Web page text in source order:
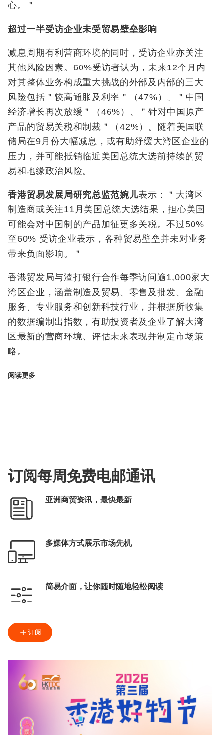
心。＂
超过一半受访企业未受贸易壁垒影响
减息周期有利营商环境的同时，受访企业亦关注
其他风险因素。60%受访者认为，未来12个月内
对其整体业务构成重大挑战的外部及内部的三大
风险包括＂较高通胀及利率＂（47%）、＂中国
经济增长再次放缓＂（46%）、＂针对中国原产
产品的贸易关税和制裁＂（42%）。随着美国联
储局在9月份大幅减息，或有助纾缓大湾区企业的
压力，并可能抵销临近美国总统大选前持续的贸
易和地缘政治风险。
香港贸易发展局研究总监范婉儿表示：＂大湾区
制造商或关注11月美国总统大选结果，担心美国
可能会对中国制的产品加征更多关税。不过50%
至60% 受访企业表示，各种贸易壁垒并未对业务
带来负面影响。＂
香港贸发局与渣打银行合作每季访问逾1,000家大
湾区企业，涵盖制造及贸易、零售及批发、金融
服务、专业服务和创新科技行业，并根据所收集
的数据编制出指数，有助投资者及企业了解大湾
区最新的营商环境、评估未来表现并制定市场策
略。
阅读更多
订阅每周免费电邮通讯
亚洲商贸资讯，最快最新
多媒体方式展示市场先机
简易介面，让你随时随地轻松阅读
订阅